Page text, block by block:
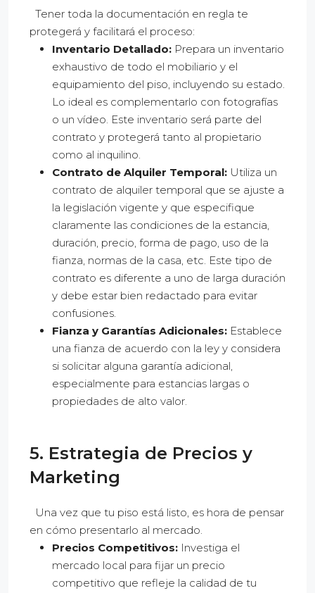
Tener toda la documentación en regla te
protegerá y facilitará el proceso:
Inventario Detallado: Prepara un inventario
exhaustivo de todo el mobiliario y el
equipamiento del piso, incluyendo su estado.
Lo ideal es complementarlo con fotografías
o un vídeo. Este inventario será parte del
contrato y protegerá tanto al propietario
como al inquilino.
Contrato de Alquiler Temporal: Utiliza un
contrato de alquiler temporal que se ajuste a
la legislación vigente y que especifique
claramente las condiciones de la estancia,
duración, precio, forma de pago, uso de la
fianza, normas de la casa, etc. Este tipo de
contrato es diferente a uno de larga duración
y debe estar bien redactado para evitar
confusiones.
Fianza y Garantías Adicionales: Establece
una fianza de acuerdo con la ley y considera
si solicitar alguna garantía adicional,
especialmente para estancias largas o
propiedades de alto valor.
5. Estrategia de Precios y
Marketing
Una vez que tu piso está listo, es hora de pensar
en cómo presentarlo al mercado.
Precios Competitivos: Investiga el
mercado local para fijar un precio
competitivo que refleje la calidad de tu